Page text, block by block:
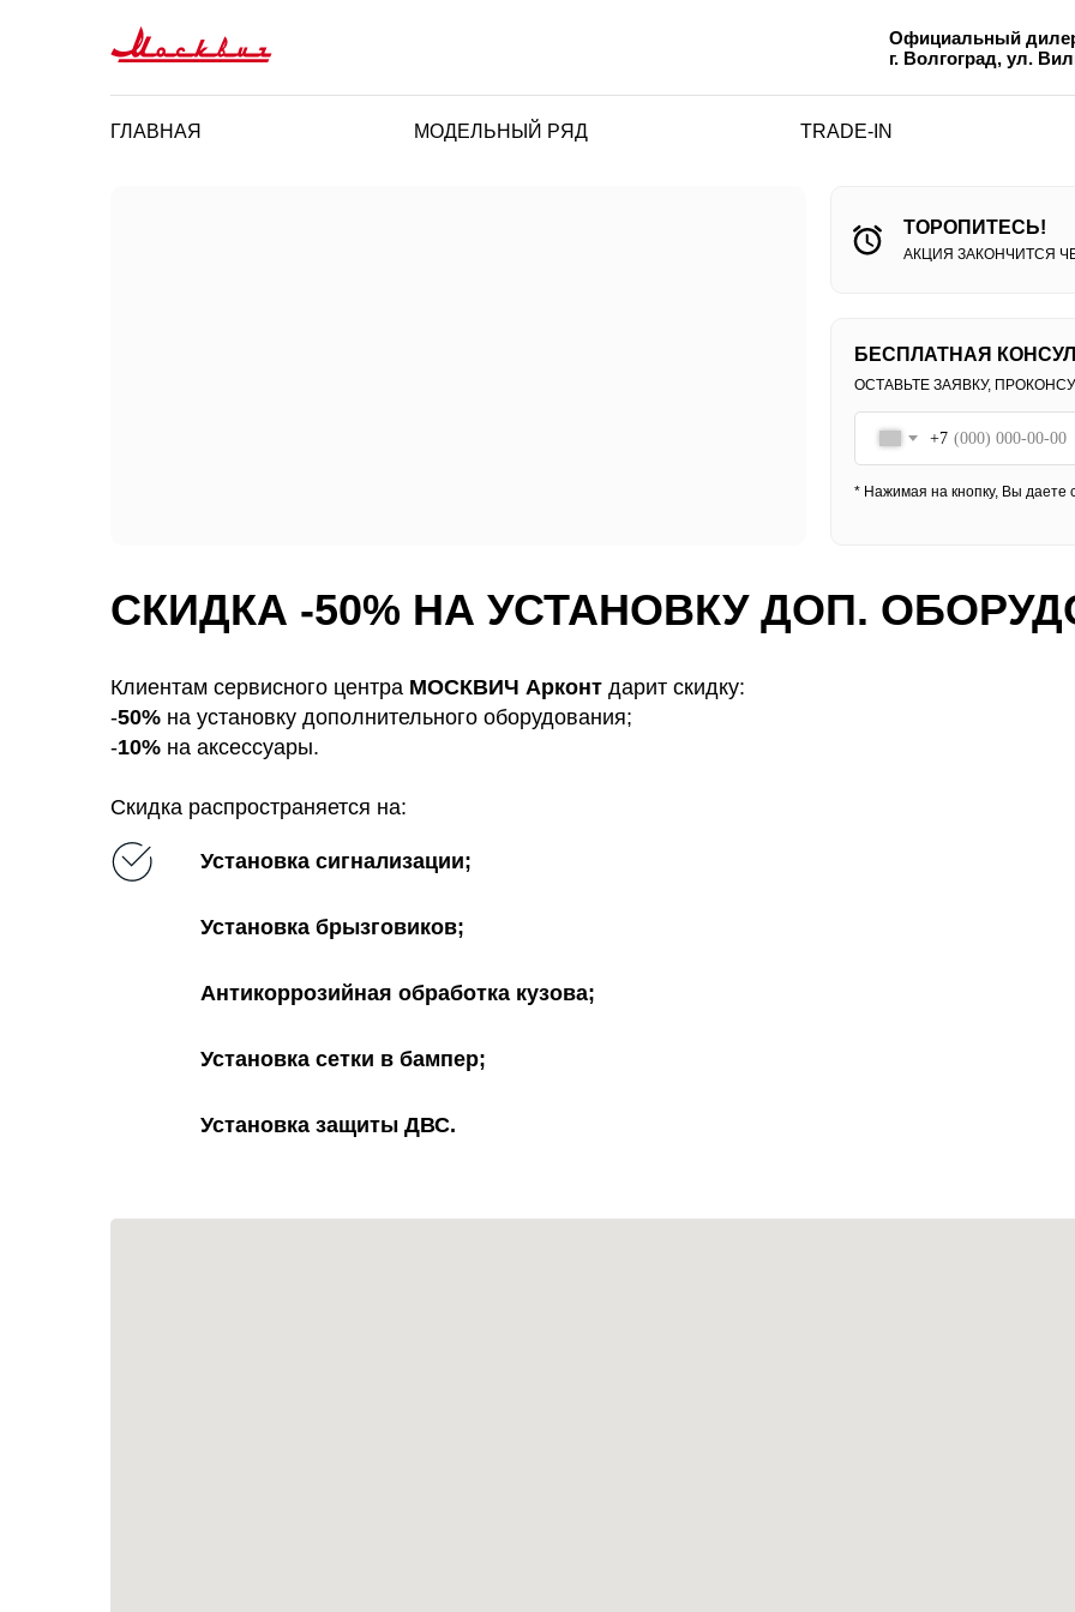
Официальный
г. Волгоград, ул.
ГЛАВНАЯ МОДЕЛЬНЫЙ РЯД TRADE-IN
ТОРОПИТЕСЬ!
АКЦИЯ ЗАКОНЧИТСЯ
* Нажимая на кнопку, Вы даете
БЕСПЛАТНАЯ
ОСТАВЬТЕ ЗАЯВКУ,
+7
СКИДКА -50% НА УСТАНОВКУ ДОП.
Клиентам сервисного центра МОСКВИЧ Арконт дарит скидку:
-50% на установку дополнительного оборудования;
-10% на аксессуары.
Скидка распространяется на:
Установка сигнализации;
Установка брызговиков;
Антикоррозийная обработка кузова;
Установка сетки в бампер;
Установка защиты ДВС.